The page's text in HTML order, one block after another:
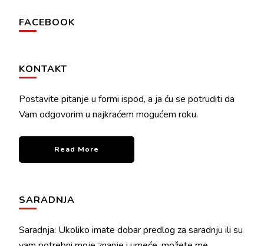
FACEBOOK
KONTAKT
Postavite pitanje u formi ispod, a ja ću se potruditi da
Vam odgovorim u najkraćem mogućem roku.
Read More
SARADNJA
Saradnja: Ukoliko imate dobar predlog za saradnju ili su